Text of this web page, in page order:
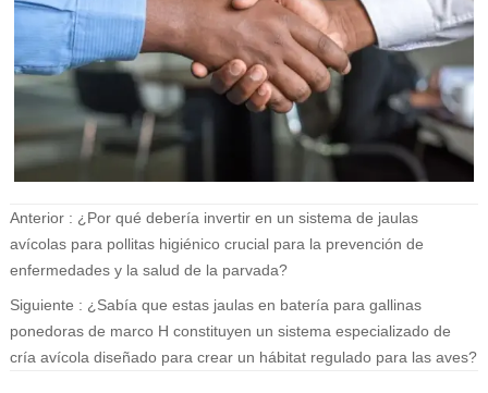
Anterior : ¿Por qué debería invertir en un sistema de jaulas
avícolas para pollitas higiénico crucial para la prevención de
enfermedades y la salud de la parvada?
Siguiente : ¿Sabía que estas jaulas en batería para gallinas
ponedoras de marco H constituyen un sistema especializado de
cría avícola diseñado para crear un hábitat regulado para las aves?